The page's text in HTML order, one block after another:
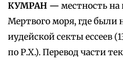
КУМРАН — местность
Мертвого моря, где были
иудейской секты ессеев
по Р.Х.). Перевод части